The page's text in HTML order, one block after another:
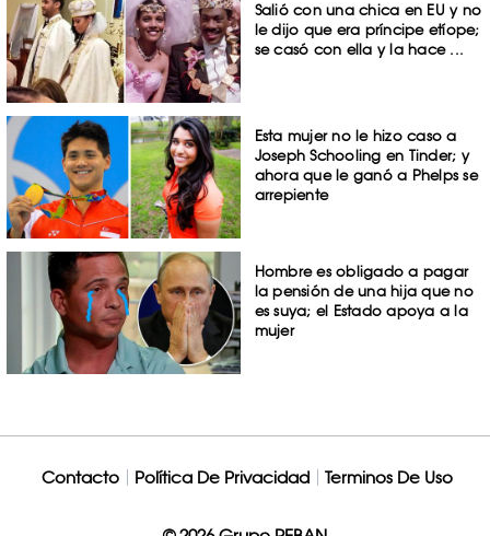
Salió con una chica en EU y no
le dijo que era príncipe etíope;
se casó con ella y la hace ...
Esta mujer no le hizo caso a
Joseph Schooling en Tinder; y
ahora que le ganó a Phelps se
arrepiente
Hombre es obligado a pagar
la pensión de una hija que no
es suya; el Estado apoya a la
mujer
Contacto Política De Privacidad Terminos De Uso